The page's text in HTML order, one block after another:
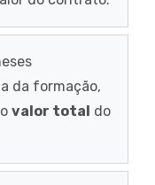
da formação,
valor total do